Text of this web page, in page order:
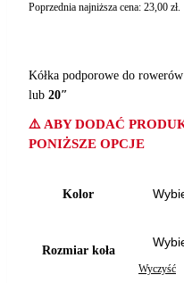
Poprzednia najniższa cena: 23,00 zł.
Kółka podporowe do
lub 20″
⚠️ ABY DODAĆ
PONIŻSZE OPCJE
Kolor
Rozmiar koła
Wyczyść